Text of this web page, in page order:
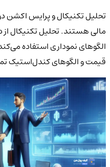
تحلیل تکنیکال و پرایس اکشن
مالی هستند. تحلیل تکنیکال از
الگوهای نموداری استفاده
قیمت و الگوهای کندل‌استیک